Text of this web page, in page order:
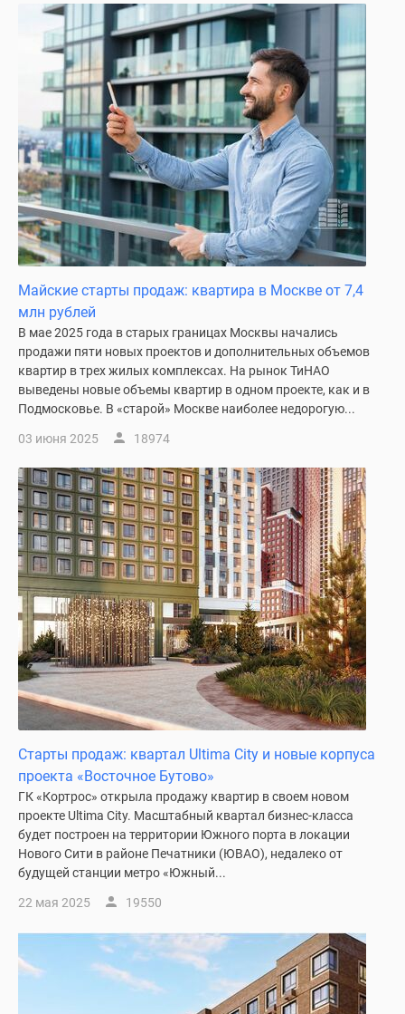
Майские старты продаж: квартира в Москве от 7,4
млн рублей
В мае 2025 года в старых границах Москвы начались
продажи пяти новых проектов и дополнительных объемов
квартир в трех жилых комплексах. На рынок ТиНАО
выведены новые объемы квартир в одном проекте, как и в
Подмосковье. В «старой» Москве наиболее недорогую...
03 июня 2025 18974
Старты продаж: квартал Ultima City и новые корпуса
проекта «Восточное Бутово»
ГК «Кортрос» открыла продажу квартир в своем новом
проекте Ultima City. Масштабный квартал бизнес-класса
будет построен на территории Южного порта в локации
Нового Сити в районе Печатники (ЮВАО), недалеко от
будущей станции метро «Южный...
22 мая 2025 19550